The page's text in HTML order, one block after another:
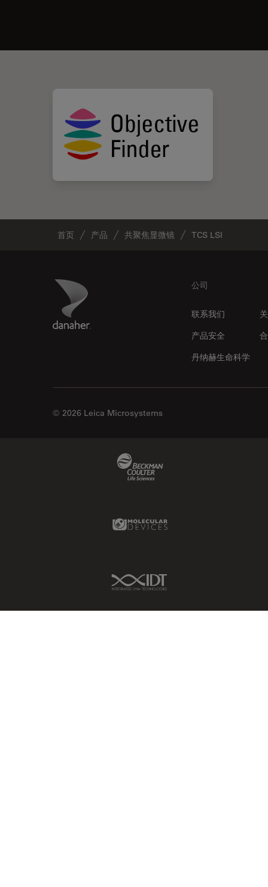
首页 产品 共聚焦显微镜 TCS LSI
Danaher Logo 公司
联系我们
产品安全
丹纳赫生命科学
© 2026 Leica Microsystems
Molecular Devices Link
IDT Link